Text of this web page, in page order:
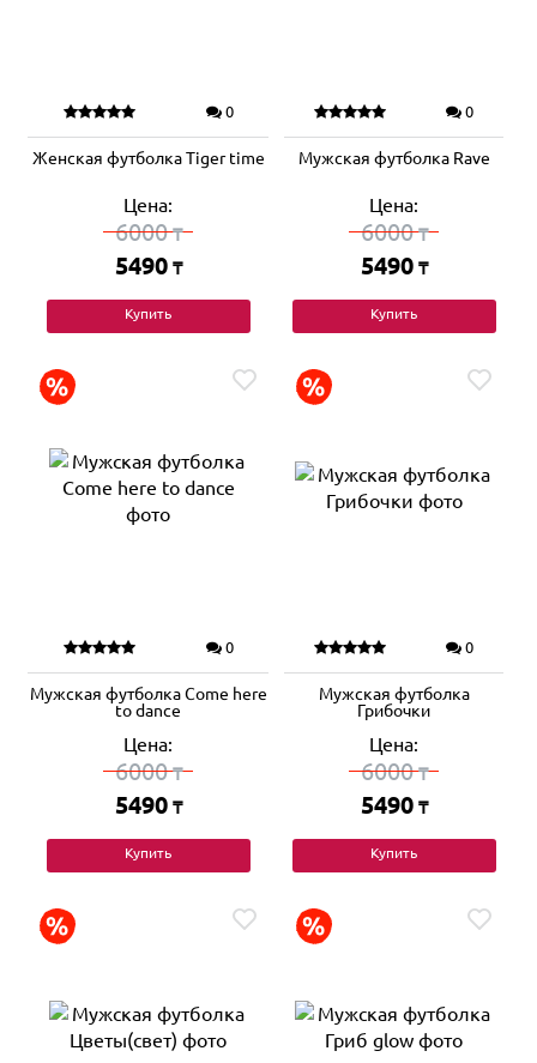
0
Женская футболка Tiger time
Цена:
6000₸
5490 ₸
Купить
0
Мужская футболка Rave
Цена:
6000₸
5490 ₸
Купить
0
Мужская футболка Come here
to dance
Цена:
6000₸
5490 ₸
Купить
0
Мужская футболка
Грибочки
Цена:
6000₸
5490 ₸
Купить